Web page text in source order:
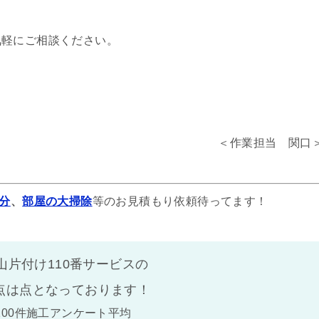
にご相談ください。
＜作業担当 関口
、部屋の大掃除等のお見積もり依頼待ってます！
片付け110番サービスの
は点となっております！
件施工アンケート平均